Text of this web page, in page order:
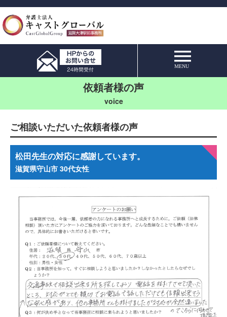
依頼者様の声
ご相談いただいた依頼者様の声
松田先生の対応に感謝しています。
滋賀県守山市 30代女性